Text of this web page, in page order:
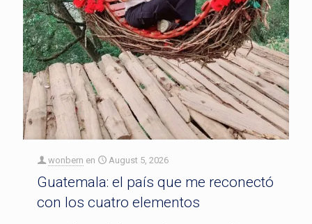
wonbern en August 5, 2026
Guatemala: el país que me reconectó
con los cuatro elementos